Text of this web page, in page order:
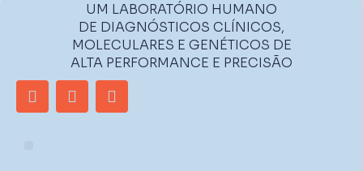
UM LABORATÓRIO HUMANO
DE DIAGNÓSTICOS CLÍNICOS,
MOLECULARES E GENÉTICOS DE
ALTA PERFORMANCE E PRECISÃO